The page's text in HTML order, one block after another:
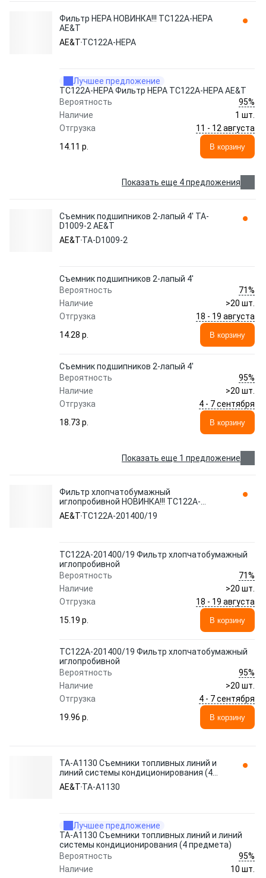
Фильтр HEPA НОВИНКА!!! TC122A-HEPA
AE&T
AE&T TC122A-HEPA
Лучшее предложение
TC122A-HEPA Фильтр HEPA TC122A-HEPA AE&T
Вероятность
95%
Наличие
1 шт.
Отгрузка
11 - 12 августа
14.11 p.
В корзину
Показать еще 4 предложения
Съемник подшипников 2-лапый 4' TA-
D1009-2 AE&T
AE&T TA-D1009-2
Съемник подшипников 2-лапый 4'
Вероятность
71%
Наличие
>20 шт.
Отгрузка
18 - 19 августа
14.28 p.
В корзину
Съемник подшипников 2-лапый 4'
Вероятность
95%
Наличие
>20 шт.
Отгрузка
4 - 7 сентября
18.73 p.
В корзину
Показать еще 1 предложение
Фильтр хлопчатобумажный
иглопробивной НОВИНКА!!! TC122A-
201400/19 AE&T
AE&T TC122A-201400/19
TC122A-201400/19 Фильтр хлопчатобумажный
иглопробивной
Вероятность
71%
Наличие
>20 шт.
Отгрузка
18 - 19 августа
15.19 p.
В корзину
TC122A-201400/19 Фильтр хлопчатобумажный
иглопробивной
Вероятность
95%
Наличие
>20 шт.
Отгрузка
4 - 7 сентября
19.96 p.
В корзину
TA-A1130 Съемники топливных линий и
линий системы кондиционирования (4
предмета) AE&T
AE&T TA-A1130
Лучшее предложение
TA-A1130 Съемники топливных линий и линий
системы кондиционирования (4 предмета)
Вероятность
95%
Наличие
10 шт.